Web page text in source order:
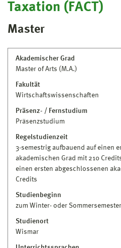
Taxation (FACT)
Master
Akademischer Grad
Master of Arts (M.A.)
Fakultät
Wirtschaftswissenschaften
Präsenz- / Fernstudium
Präsenzstudium
Regelstudienzeit
3-semestrig aufbauend auf einen
akademischen Grad mit 210
einen ersten abgeschlossenen
Credits
Studienbeginn
zum Winter- oder Sommersemester
Studienort
Wismar